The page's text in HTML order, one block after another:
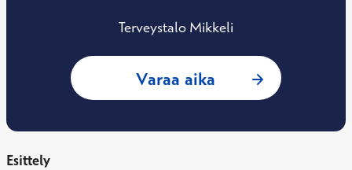
Terveystalo Mikkeli
Varaa aika : Hannes
Esittely